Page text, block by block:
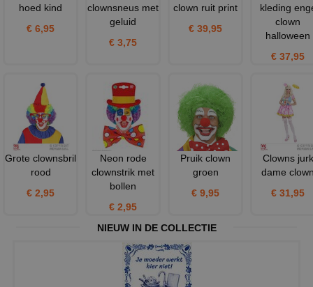
hoed kind
€ 6,95
clownsneus met
geluid
€ 3,75
clown ruit print
€ 39,95
kleding
clown
halloween
€ 37,95
Grote clownsbril
rood
€ 2,95
Neon rode
clownstrik met
bollen
€ 2,95
Pruik clown
groen
€ 9,95
Clowns jurk
dame
€ 31,95
NIEUW IN DE COLLECTIE